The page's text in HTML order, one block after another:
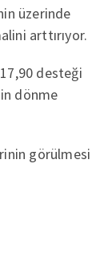
üzerinde
arttırıyor.
desteği
dönme
görülmesi